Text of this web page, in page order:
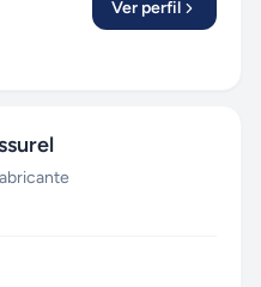
Ver perfil